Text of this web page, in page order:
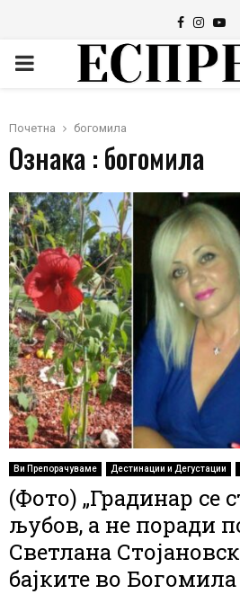
Facebook
PRIMARY
Почетна богомила
Ознака : богомила
Ви Препорачуваме Дестинации и Дегустации
(Фото) „Градинар се
љубов, а не поради
Светлана
бајките во Богомила